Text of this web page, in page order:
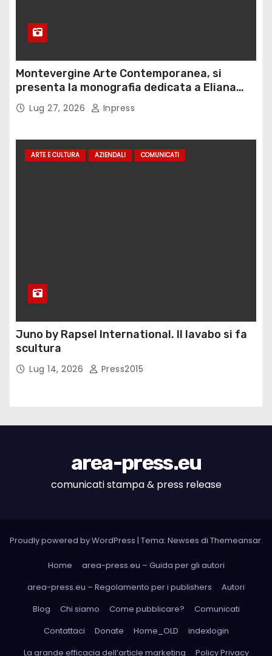
Montevergine Arte Contemporanea, si
presenta la monografia dedicata a Eliana
Adorno
Lug 27, 2026 Inpress
ARTE E CULTURA AZIENDALI COMUNICATI
Juno by Rapsel International. Il lavabo si fa
scultura
Lug 14, 2026 Press2015
area-press.eu
comunicati stampa & press release
Proudly powered by WordPress | Tema: Newses di Themeansar.
Home
area-press.eu – Guida per gli autori
area-press.eu – Regolamento per i publishers
Autori
Blog
Chi siamo Come pubblicare?
Comunicati
Contattaci
Donate Home_OLD
indexlogin
La grande efficacia dell’article marketing
Policy Privacy